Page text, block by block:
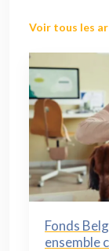
Voir tous les
Fonds
ensemble